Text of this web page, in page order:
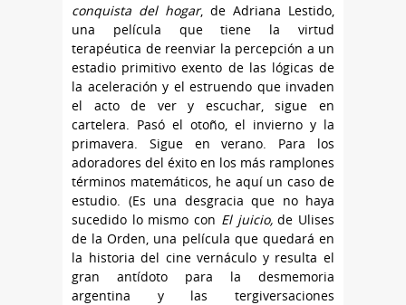
conquista del hogar, de Adriana Lestido,
una película que tiene la virtud
terapéutica de reenviar la percepción a un
estadio primitivo exento de las lógicas de
la aceleración y el estruendo que invaden
el acto de ver y escuchar, sigue en
cartelera. Pasó el otoño, el invierno y la
primavera. Sigue en verano. Para los
adoradores del éxito en los más ramplones
términos matemáticos, he aquí un caso de
estudio. (Es una desgracia que no haya
sucedido lo mismo con El juicio,de Ulises
de la Orden, una película que quedará en
la historia del cine vernáculo y resulta el
gran antídoto para la desmemoria
argentina y las tergiversaciones